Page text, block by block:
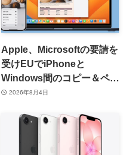
Apple、Microsoftの要請を
受けEUでiPhoneと
Windows間のコピー＆ペー
スト機能を提供へ
2026年8月4日